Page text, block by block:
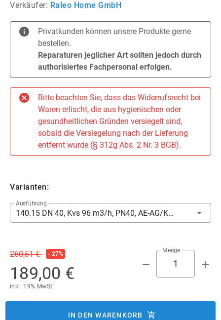
Verkäufer: Raleo Home GmbH
Privatkunden können unsere Produkte gerne
bestellen.
Reparaturen jeglicher Art sollten jedoch durch
authorisiertes Fachpersonal erfolgen.
Bitte beachten Sie, dass das Widerrufsrecht bei
Waren erlischt, die aus hygienischen oder
gesundheitlichen Gründen versiegelt sind,
sobald die Versiegelung nach der Lieferung
entfernt wurde (§ 312g Abs. 2 Nr. 3 BGB).
Varianten:
Ausführung
140.15 DN 40, Kvs 96 m3/h, PN40, AE-AG/Kappe
260,61 € - 27%
189,00 €
inkl. 19% MwSt
Menge
IN DEN WARENKORB